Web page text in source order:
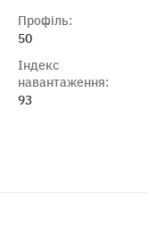
Профіль:
50
Індекс
навантаження:
93